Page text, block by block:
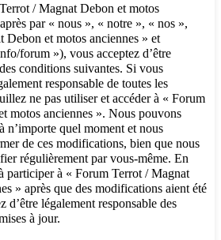
/ Magnat Debon et motos
par « nous », « notre », « nos »,
Debon et motos anciennes » et
forum »), vous acceptez d’être
conditions suivantes. Si vous
responsable de toutes les
ne pas utiliser et accéder à « Forum
motos anciennes ». Nous pouvons
n’importe quel moment et nous
de ces modifications, bien que nous
régulièrement par vous-même. En
participer à « Forum Terrot / Magnat
» après que des modifications aient été
d’être légalement responsable des
à jour.